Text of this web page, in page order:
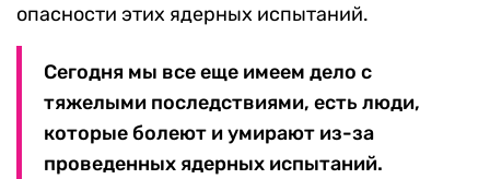
опасности этих ядерных испытаний.
Сегодня мы все еще имеем дело с
тяжелыми последствиями, есть люди,
которые болеют и умирают из-за
проведенных ядерных испытаний.